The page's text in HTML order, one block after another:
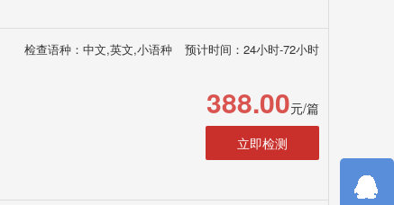
检查语种：中文,英文,小语种 预计时间：24小时-72小时
388.00元/篇
立即检测